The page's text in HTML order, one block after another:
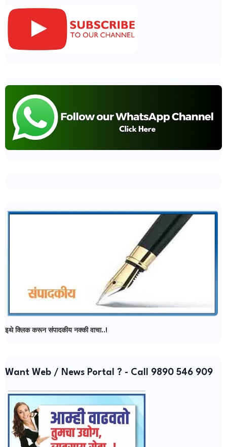
इथे क्लिक करून संपादकीय नक्की वाचा..!
Want Web / News Portal ? - Call 9890 546 909